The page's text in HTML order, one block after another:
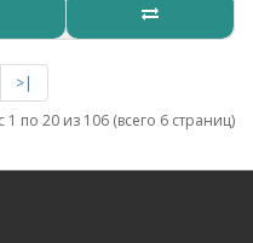
>|
1 по 20 из 106 (всего 6 страниц)